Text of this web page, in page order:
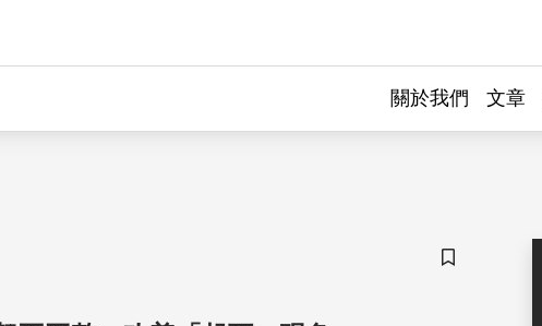
關於我們 文章
儲存書籤